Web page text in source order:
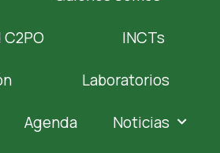
INCTs
Laboratorios
Agenda Noticias